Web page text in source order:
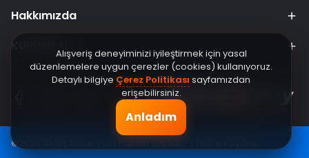
Alışveriş deneyiminizi iyileştirmek için yasal
düzenlemelere uygun çerezler (cookies) kullanıyoruz.
Detaylı bilgiye Çerez Politikası sayfamızdan
erişebilirsiniz.
Anladım
Hakkımızda
KURUMSAL
©2026 Aktaş Müzik Tüm Hakları Saklıdır- ETBİS'e Kayıtlıdır